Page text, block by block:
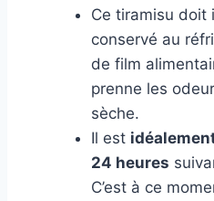
Ce tiramisu doit
conservé au
de film
prenne les
sèche.
Il est
24 heures
C’est à ce